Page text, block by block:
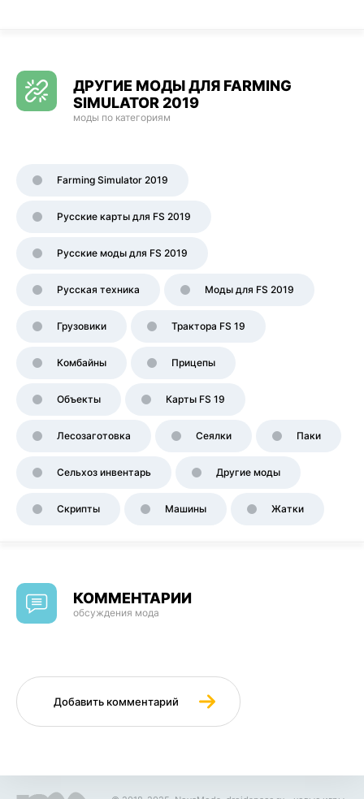
ДРУГИЕ МОДЫ ДЛЯ FARMING
SIMULATOR 2019
моды по категориям
Farming Simulator 2019
Русские карты для FS 2019
Русские моды для FS 2019
Русская техника Моды для FS 2019
Грузовики Трактора FS 19
Комбайны Прицепы
Объекты Карты FS 19
Лесозаготовка Сеялки Паки
Сельхоз инвентарь Другие моды
Скрипты Машины Жатки
КОММЕНТАРИИ
обсуждения мода
Добавить комментарий